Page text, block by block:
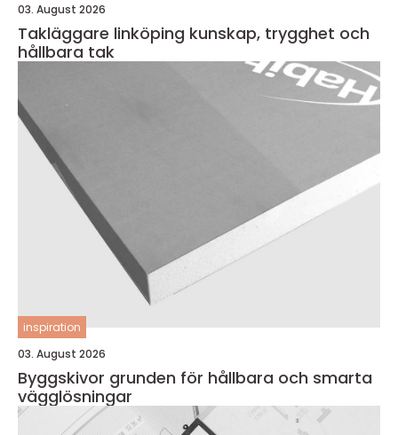
03. August 2026
Takläggare linköping kunskap, trygghet och
hållbara tak
inspiration
03. August 2026
Byggskivor grunden för hållbara och smarta
vägglösningar